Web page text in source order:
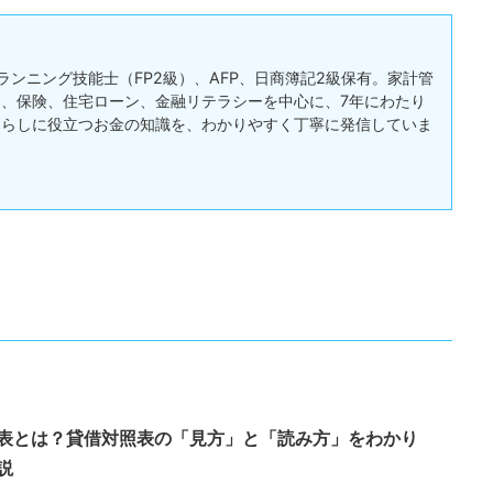
ンニング技能士（FP2級）、AFP、日商簿記2級保有。家計管
保険、住宅ローン、金融リテラシーを中心に、7年にわたり
しに役立つお金の知識を、わかりやすく丁寧に発信していま
とは？貸借対照表の「見方」と「読み方」をわかり